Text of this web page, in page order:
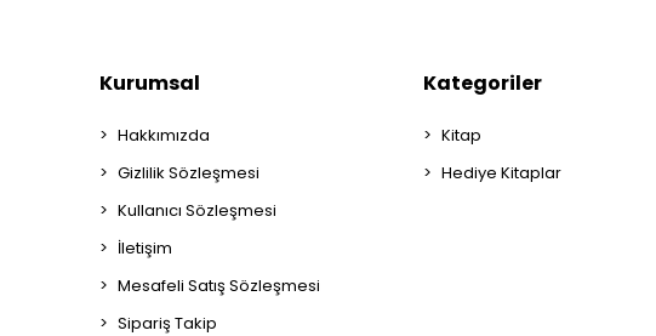
Kurumsal
Hakkımızda
Gizlilik Sözleşmesi
Kullanıcı Sözleşmesi
İletişim
Mesafeli Satış Sözleşmesi
Sipariş Takip
Kategoriler
Kitap
Hediye Kitaplar